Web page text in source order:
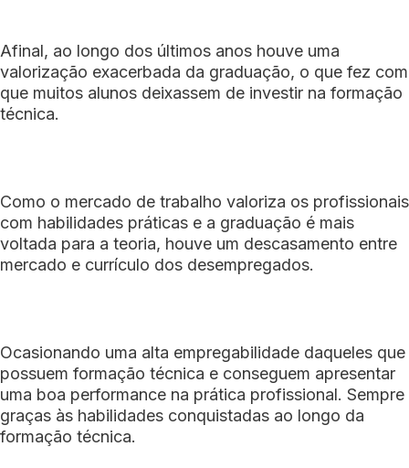
Afinal, ao longo dos últimos anos houve uma
valorização exacerbada da graduação, o que fez com
que muitos alunos deixassem de investir na formação
técnica.
Como o mercado de trabalho valoriza os profissionais
com habilidades práticas e a graduação é mais
voltada para a teoria, houve um descasamento entre
mercado e currículo dos desempregados.
Ocasionando uma alta empregabilidade daqueles que
possuem formação técnica e conseguem apresentar
uma boa performance na prática profissional. Sempre
graças às habilidades conquistadas ao longo da
formação técnica.